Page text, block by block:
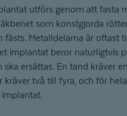
utförs genom att fasta
som konstgjorda
fästs. Metalldelarna är oftast
implantat beror naturligtvis
ska ersättas. En tand kräver
kräver två till fyra, och för